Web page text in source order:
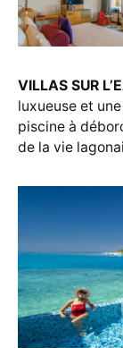
VILLAS SUR
luxueuse et
piscine à
de la vie